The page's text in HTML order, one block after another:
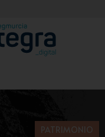
PATRIMONIO